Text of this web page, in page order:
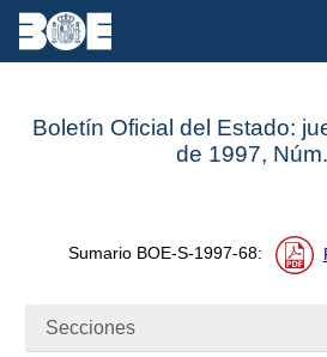
Boletín Oficial del Estado:
de 1997, Núm.
Sumario BOE-S-1997-68:
Secciones